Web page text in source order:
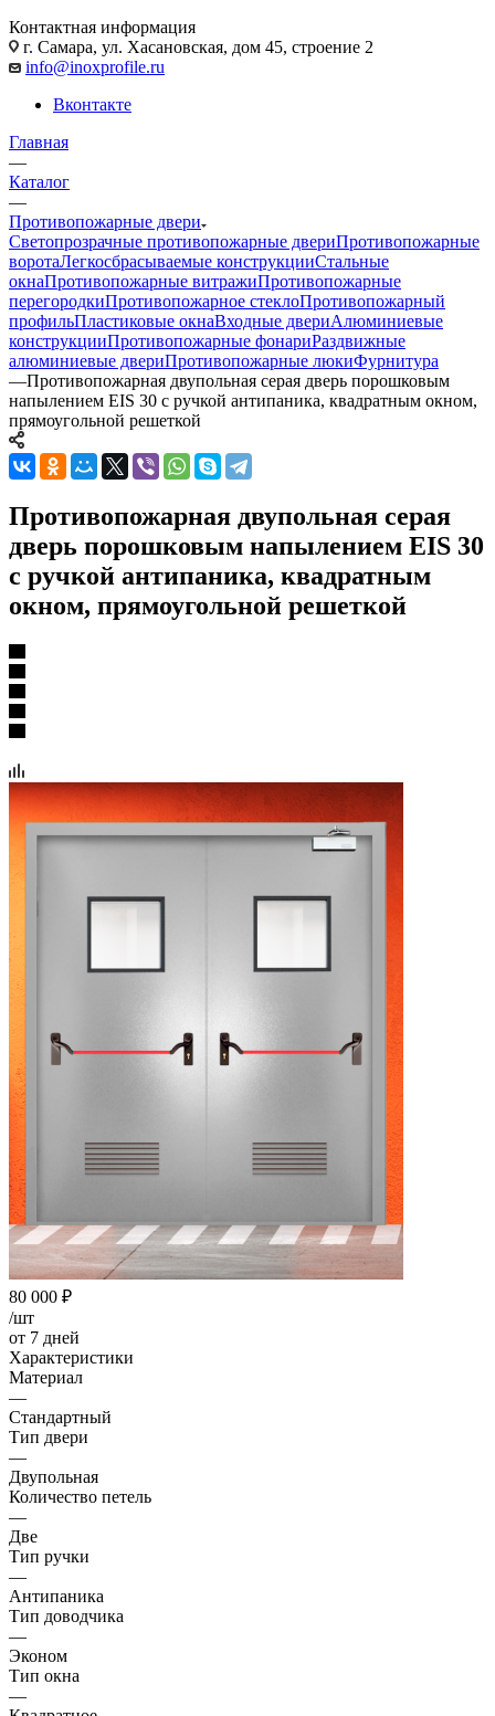
Контактная информация
г. Самара, ул. Хасановская, дом 45, строение 2
info@inoxprofile.ru
Вконтакте
Главная
—
Каталог
—
Противопожарные двери
Светопрозрачные противопожарные двериПротивопожарные
воротаЛегкосбрасываемые конструкцииСтальные
окнаПротивопожарные витражиПротивопожарные
перегородкиПротивопожарное стеклоПротивопожарный
профильПластиковые окнаВходные двериАлюминиевые
конструкцииПротивопожарные фонариРаздвижные
алюминиевые двериПротивопожарные люкиФурнитура
—Противопожарная двупольная серая дверь порошковым
напылением EIS 30 с ручкой антипаника, квадратным окном,
прямоугольной решеткой
Противопожарная двупольная серая
дверь порошковым напылением EIS 30
с ручкой антипаника, квадратным
окном, прямоугольной решеткой
80 000 ₽
/шт
от 7 дней
Характеристики
Материал
—
Стандартный
Тип двери
—
Двупольная
Количество петель
—
Две
Тип ручки
—
Антипаника
Тип доводчика
—
Эконом
Тип окна
—